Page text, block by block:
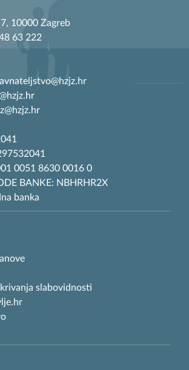
10000 Zagreb
63 222
0051 8630 0016 0
BANKE: NBHRHR2X
banka
slabovidnosti